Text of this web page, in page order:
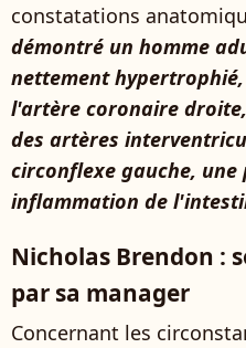
constatations
démontré un homme
nettement
l'artère coronaire
des artères
circonflexe gauche,
inflammation de
Nicholas Brendon :
par sa manager
Concernant les